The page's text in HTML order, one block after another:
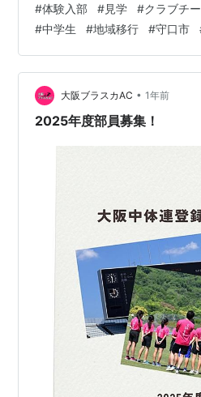
とはチームとして、監督として
思います。 大阪ブラスカで取り
も役に立っていれば嬉しい限り
験をすると思いますが必ずプラ
で応援してます📣 ▼▼体験申込
▼▼ 下の画像を押してもらうと
#体験入部 #見学 #クラブチ
#中学生 #地域移行 #守口市
大阪ブラスカAC • 1年前
2025年度部員募集！